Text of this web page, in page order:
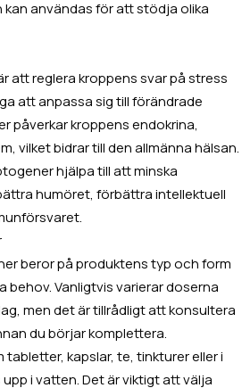
användas för att stödja olika
att reglera kroppens svar på stress
att anpassa sig till förändrade
påverkar kroppens endokrina,
vilket bidrar till den allmänna hälsan.
hjälpa till att minska
humöret, förbättra intellektuell
beror på produktens typ och form
behov. Vanligtvis varierar doserna
men det är tillrådligt att konsultera
du börjar komplettera.
kapslar, te, tinkturer eller i
i vatten. Det är viktigt att välja